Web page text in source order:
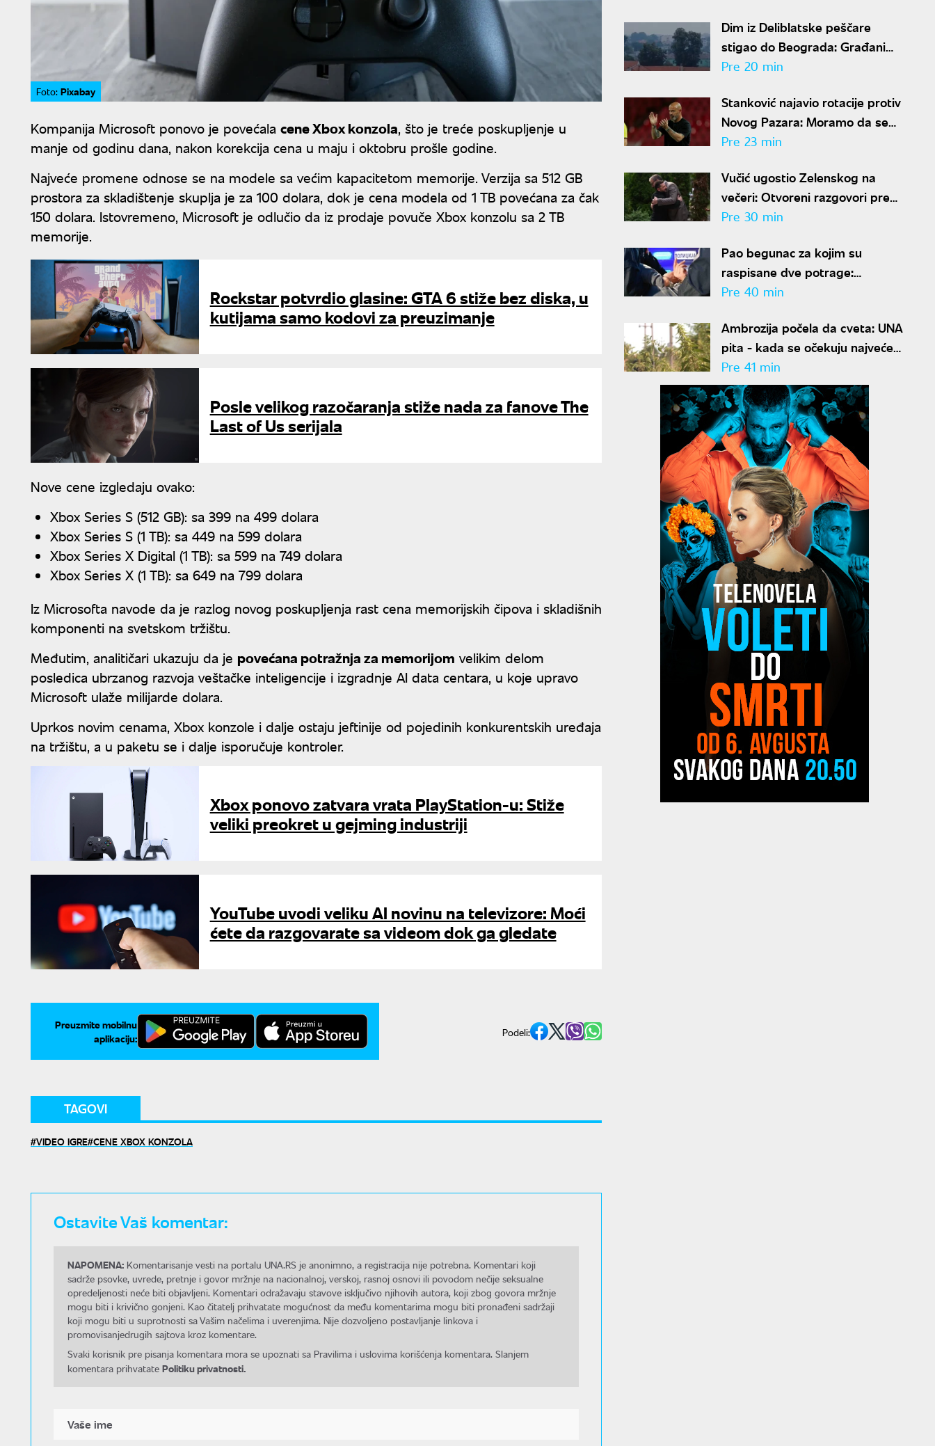
Foto: Pixabay
Kompanija Microsoft ponovo je povećala cene Xbox konzola, što je treće poskupljenje u
manje od godinu dana, nakon korekcija cena u maju i oktobru prošle godine.
Najveće promene odnose se na modele sa većim kapacitetom memorije. Verzija sa 512 GB
prostora za skladištenje skuplja je za 100 dolara, dok je cena modela od 1 TB povećana za čak
150 dolara. Istovremeno, Microsoft je odlučio da iz prodaje povuče Xbox konzolu sa 2 TB
memorije.
Rockstar potvrdio glasine: GTA 6 stiže bez diska, u
kutijama samo kodovi za preuzimanje
Posle velikog razočaranja stiže nada za fanove The
Last of Us serijala
Nove cene izgledaju ovako:
Xbox Series S (512 GB): sa 399 na 499 dolara
Xbox Series S (1 TB): sa 449 na 599 dolara
Xbox Series X Digital (1 TB): sa 599 na 749 dolara
Xbox Series X (1 TB): sa 649 na 799 dolara
Iz Microsofta navode da je razlog novog poskupljenja rast cena memorijskih čipova i skladišnih
komponenti na svetskom tržištu.
Međutim, analitičari ukazuju da je povećana potražnja za memorijom velikim delom
posledica ubrzanog razvoja veštačke inteligencije i izgradnje AI data centara, u koje upravo
Microsoft ulaže milijarde dolara.
Uprkos novim cenama, Xbox konzole i dalje ostaju jeftinije od pojedinih konkurentskih uređaja
na tržištu, a u paketu se i dalje isporučuje kontroler.
Xbox ponovo zatvara vrata PlayStation-u: Stiže
veliki preokret u gejming industriji
YouTube uvodi veliku AI novinu na televizore: Moći
ćete da razgovarate sa videom dok ga gledate
Preuzmite mobilnu
aplikaciju:
Podeli:
TAGOVI
VIDEO IGRE CENE XBOX KONZOLA
Ostavite Vaš komentar:
NAPOMENA: Komentarisanje vesti na portalu UNA.RS je anonimno, a registracija nije potrebna. Komentari koji
sadrže psovke, uvrede, pretnje i govor mržnje na nacionalnoj, verskoj, rasnoj osnovi ili povodom nečije seksualne
opredeljenosti neće biti objavljeni. Komentari odražavaju stavove isključivo njihovih autora, koji zbog govora mržnje
mogu biti i krivično gonjeni. Kao čitatelj prihvatate mogućnost da među komentarima mogu biti pronađeni sadržaji
koji mogu biti u suprotnosti sa Vašim načelima i uverenjima. Nije dozvoljeno postavljanje linkova i
promovisanjedrugih sajtova kroz komentare.
Svaki korisnik pre pisanja komentara mora se upoznati sa Pravilima i uslovima korišćenja komentara. Slanjem
komentara prihvatate Politiku privatnosti.
Dim iz Deliblatske peščare
stigao do Beograda: Građani
prijavljuju jak miris paljevine
Pre 20 min
Stanković najavio rotacije protiv
Novog Pazara: Moramo da se
spremimo za Hapoel
Pre 23 min
Vučić ugostio Zelenskog na
večeri: Otvoreni razgovori pred
zvanične sastanke
Pre 30 min
Pao begunac za kojim su
raspisane dve potrage:
Specijalci uhapsili osumnjičenog
pritvor
Pre 40 min
Ambrozija počela da cveta: UNA
pita - kada se očekuju najveće
koncentracije polena i kako da
se zaštitimo?
Pre 41 min